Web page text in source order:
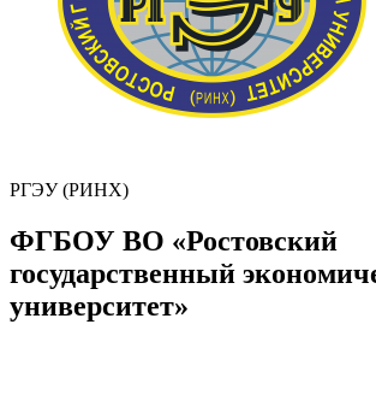
РГЭУ (РИНХ)
ФГБОУ ВО «Ростовский
государственный
университет»